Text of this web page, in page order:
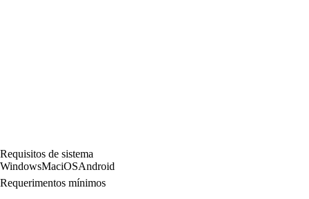
Requisitos de sistema
WindowsMaciOSAndroid
Requerimentos mínimos